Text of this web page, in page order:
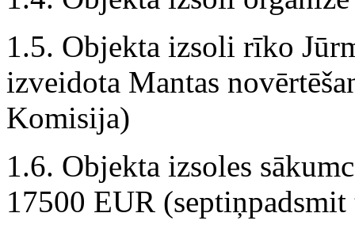
1.5. Objekta izsoli rīko
izveidota Mantas
Komisija)
1.6. Objekta izsoles
17500 EUR